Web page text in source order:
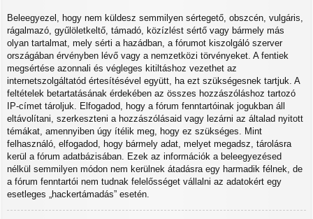
Beleegyezel, hogy nem küldesz semmilyen sértegető, obszcén, vulgáris,
rágalmazó, gyűlöletkeltő, támadó, közízlést sértő vagy bármely más
olyan tartalmat, mely sérti a hazádban, a fórumot kiszolgáló szerver
országában érvényben lévő vagy a nemzetközi törvényeket. A fentiek
megsértése azonnali és végleges kitiltáshoz vezethet az
internetszolgáltatód értesítésével együtt, ha ezt szükségesnek tartjuk. A
feltételek betartatásának érdekében az összes hozzászóláshoz tartozó
IP-címet tároljuk. Elfogadod, hogy a fórum fenntartóinak jogukban áll
eltávolítani, szerkeszteni a hozzászólásaid vagy lezárni az általad nyitott
témákat, amennyiben úgy ítélik meg, hogy ez szükséges. Mint
felhasználó, elfogadod, hogy bármely adat, melyet megadsz, tárolásra
kerül a fórum adatbázisában. Ezek az információk a beleegyezésed
nélkül semmilyen módon nem kerülnek átadásra egy harmadik félnek, de
a fórum fenntartói nem tudnak felelősséget vállalni az adatokért egy
esetleges „hackertámadás” esetén.